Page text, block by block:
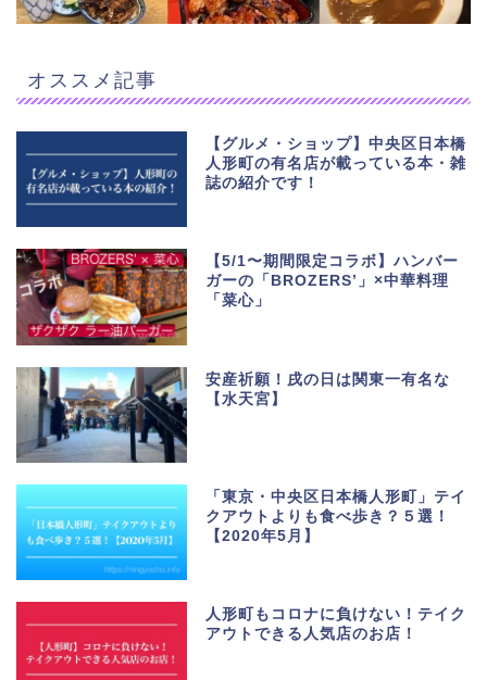
オススメ記事
【グルメ・ショップ】中央区日本橋
人形町の有名店が載っている本・雑
誌の紹介です！
【5/1〜期間限定コラボ】ハンバー
ガーの「BROZERS’」×中華料理
「菜心」
安産祈願！戌の日は関東一有名な
【水天宮】
「東京・中央区日本橋人形町」テイ
クアウトよりも食べ歩き？５選！
【2020年5月】
人形町もコロナに負けない！テイク
アウトできる人気店のお店！